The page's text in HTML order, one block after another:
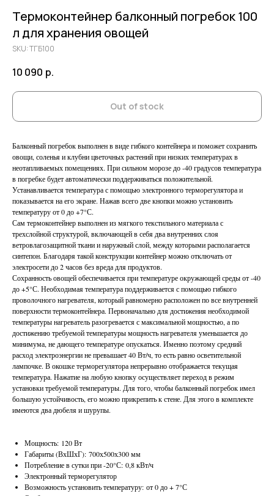
Термоконтейнер балконный погребок 100
л для хранения овощей
SKU:ТГБ100
10 090 р.
Out of stock
Балконный погребок выполнен в виде гибкого контейнера и поможет сохранить
овощи, соленья и клубни цветочных растений при низких температурах в
неотапливаемых помещениях. При сильном морозе до -40 градусов температура
в погребке будет автоматически поддерживаться положительной.
Устанавливается температура с помощью электронного терморегулятора и
показывается на его экране. Нажав всего две кнопки можно установить
температуру от 0 до +7°С.
Сам термоконтейнер выполнен из мягкого текстильного материала с
трехслойной структурой, включающей в себя два внутренних слоя
ветровлагозащитной ткани и наружный слой, между которыми располагается
синтепон. Благодаря такой конструкции контейнер можно отключать от
электросети до 2 часов без вреда для продуктов.
Сохранность овощей обеспечивается при температуре окружающей среды от -40
до +5°С. Необходимая температура поддерживается с помощью гибкого
проволочного нагревателя, который равномерно расположен по все внутренней
поверхности термоконтейнера. Первоначально для достижения необходимой
температуры нагреватель разогревается с максимальной мощностью, а по
достижению требуемой температуры мощность нагревателя уменьшается до
минимума, не дающего температуре опускаться. Именно поэтому средний
расход электроэнергии не превышает 40 Вт/ч, то есть равно осветительной
лампочке. В окошке терморегулятора непрерывно отображается текущая
температура. Нажатие на любую кнопку осуществляет переход в режим
установки требуемой температуры. Для того, чтобы балконный погребок имел
большую устойчивость, его можно прикрепить к стене. Для этого в комплекте
имеются два дюбеля и шурупы.
Мощность: 120 Вт
Габариты (ВхШхГ): 700х500х300 мм
Потребление в сутки при -20°С: 0,8 кВт/ч
Электронный терморегулятор
Возможность установить температуру: от 0 до + 7°С